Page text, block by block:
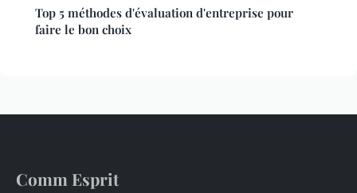
Top 5 méthodes d'évaluation d'entreprise pour
faire le bon choix
Comm Esprit